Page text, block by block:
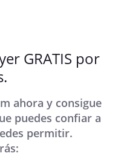
GRATIS por
ahora y consigue
puedes confiar a
permitir.